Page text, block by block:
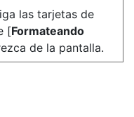
las tarjetas de
[Formateando
de la pantalla.